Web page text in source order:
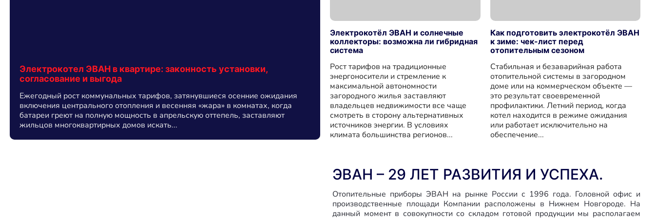
ЭВАН – 29 ЛЕТ РАЗВИТИЯ И УСПЕХА.
Отопительные приборы ЭВАН на рынке России с 1996 года. Головной офис и
производственные площади Компании расположены в Нижнем Новгороде. На
данный момент в совокупности со складом готовой продукции мы располагаем
Электрокотел ЭВАН в квартире: законность установки,
согласование и выгода
Ежегодный рост коммунальных тарифов, затянувшиеся осенние ожидания
включения центрального отопления и весенняя «жара» в комнатах, когда
батареи греют на полную мощность в апрельскую оттепель, заставляют
жильцов многоквартирных домов искать...
Электрокотёл ЭВАН и солнечные
коллекторы: возможна ли гибридная
система
Рост тарифов на традиционные
энергоносители и стремление к
максимальной автономности
загородного жилья заставляют
владельцев недвижимости все чаще
смотреть в сторону альтернативных
источников энергии. В условиях
климата большинства регионов...
Как подготовить электрокотёл ЭВАН
к зиме: чек-лист перед
отопительным сезоном
Стабильная и безаварийная работа
отопительной системы в загородном
доме или на коммерческом объекте —
это результат своевременной
профилактики. Летний период, когда
котел находится в режиме ожидания
или работает исключительно на
обеспечение...